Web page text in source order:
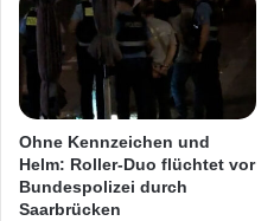
v
e
d
ä
c
h
t
l
n
g
e
n
v
e
Ohne Kennzeichen und
Helm: Roller-Duo flüchtet vor
Bundespolizei durch
Saarbrücken